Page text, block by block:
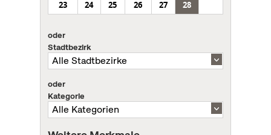
23
24 25 26 27 28
oder
Stadtbezirk
oder
Kategorie